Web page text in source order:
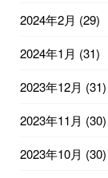
2024年2月 (29)
2024年1月 (31)
2023年12月 (31)
2023年11月 (30)
2023年10月 (30)